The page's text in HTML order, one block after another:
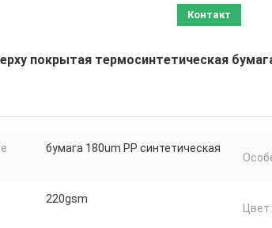
Контакт
покрытая термосинтетическая
бумага 180um PP синтетическая
220gsm
Цвет: